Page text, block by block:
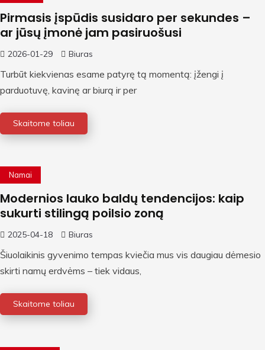
Pirmasis įspūdis susidaro per sekundes –
ar jūsų įmonė jam pasiruošusi
2026-01-29 Biuras
Turbūt kiekvienas esame patyrę tą momentą: įžengi į
parduotuvę, kavinę ar biurą ir per
Skaitome toliau
Namai
Modernios lauko baldų tendencijos: kaip
sukurti stilingą poilsio zoną
2025-04-18 Biuras
Šiuolaikinis gyvenimo tempas kviečia mus vis daugiau dėmesio
skirti namų erdvėms – tiek vidaus,
Skaitome toliau